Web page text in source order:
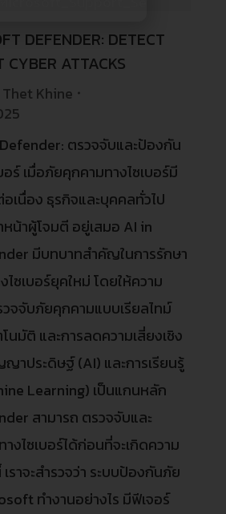
DEFENDER: DETECT
ATTACKS
Khine
ตรวจจับและป้องกัน
อร์ เมื่อภัยคุกคามทางไซเบอร์มี
เนื่อง ธุรกิจและบุคคลทั่วไป
หน้าผู้โจมตี อยู่เสมอ AI in
มีบทบาทสำคัญในการรักษา
ซเบอร์ยุคใหม่ โดยให้ความ
วจจับภัยคุกคามแบบเรียลไทม์
มัติ และการลดความเสี่ยงเชิง
าประดิษฐ์ (AI) และการเรียนรู้
Learning) เป็นแกนหลัก
สามารถ ตรวจจับและ
งไซเบอร์ได้ก่อนที่จะเกิดความ
ราจะสำรวจว่า ระบบป้องกันภัย
ทำงานอย่างไร มีฟีเจอร์